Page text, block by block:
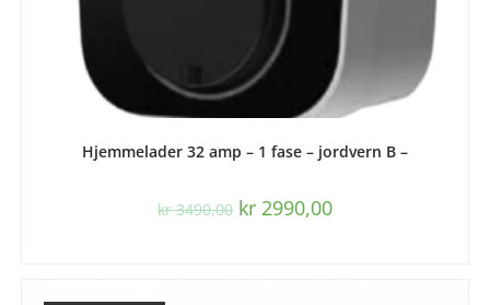
Hjemmelader 32 amp – 1 fase – jordvern B –
kr3490,00 kr 2990,00